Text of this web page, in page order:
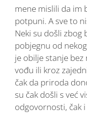
mene mislili da im
potpuni. A sve to
Neki su došli zbog
pobjegnu od
je obilje stanje
vođu ili kroz
čak da priroda
su čak došli s već
odgovornosti, čak